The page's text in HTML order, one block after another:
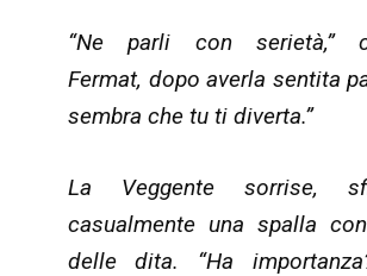
“Ne parli con serietà,”
Fermat, dopo averla sentita
sembra che tu ti diverta.”
La Veggente sorrise,
casualmente una spalla
delle dita. “Ha